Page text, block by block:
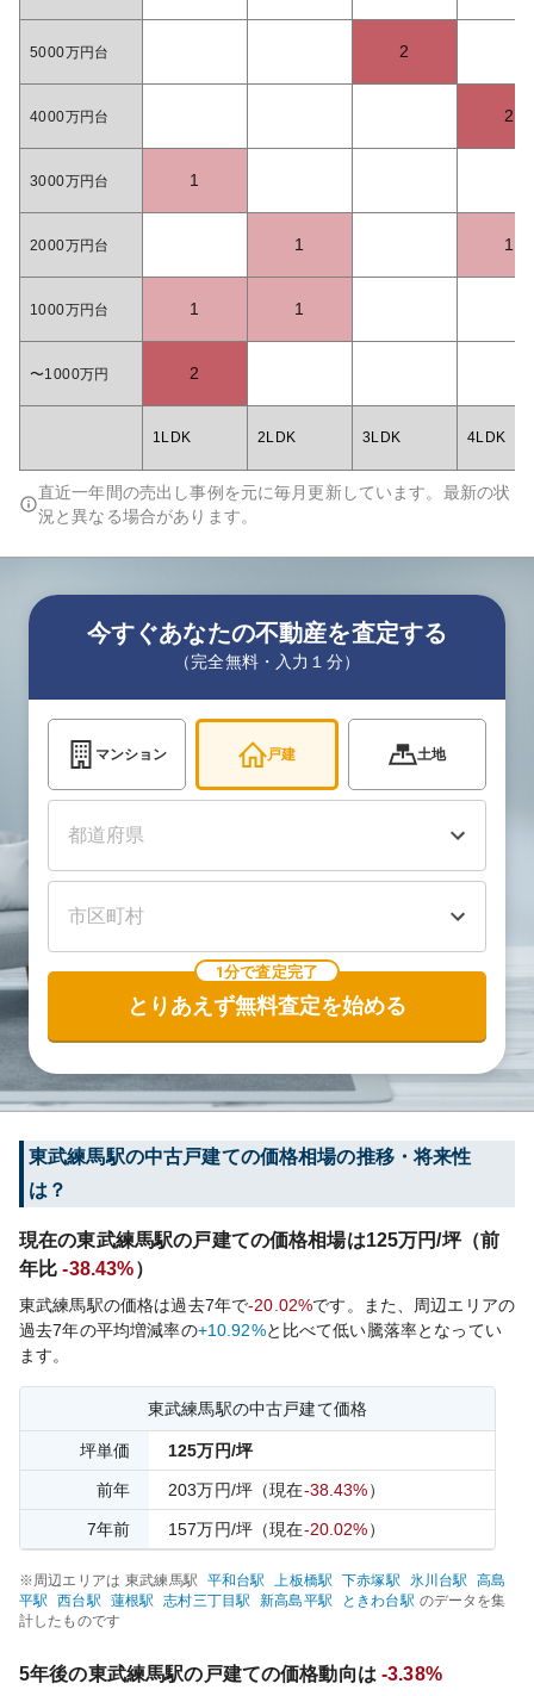
5000万円台 2
4000万円台 2
3000万円台 1
2000万円台 1 1
1000万円台 1 1
〜1000万円 2
1LDK 2LDK 3LDK 4LDK
直近一年間の売出し事例を元に毎月更新しています。最新の状
況と異なる場合があります。
今すぐあなたの不動産を査定する
（完全無料・入力１分）
マンション 戸建 土地
1分で査定完了
とりあえず無料査定を始める
東武練馬駅の中古戸建ての価格相場の推移・将来性
は？
現在の東武練馬駅の戸建ての価格相場は125万円/坪（前
年比 -38.43%）
東武練馬駅の価格は過去7年で-20.02%です。
また、周辺エリアの
過去7年の平均増減率の+10.92%と比べて低い騰落率となってい
ます。
東武練馬駅の中古戸建て価格
坪単価 125万円/坪
前年 203万円/坪 （現在-38.43%）
7年前 157万円/坪 （現在-20.02%）
※周辺エリアは 東武練馬駅 平和台駅 上板橋駅 下赤塚駅 氷川台駅
高島
平駅 西台駅 蓮根駅 志村三丁目駅 新高島平駅 ときわ台駅 のデータを集
計したものです
5年後の東武練馬駅の戸建ての価格動向は -3.38%